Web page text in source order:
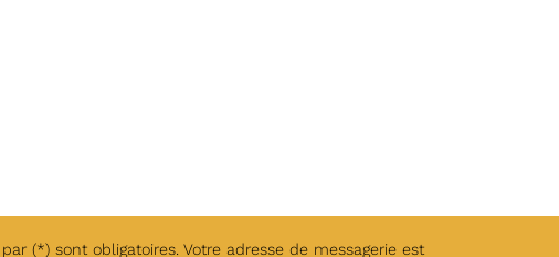
(*) sont obligatoires. Votre adresse de messagerie est